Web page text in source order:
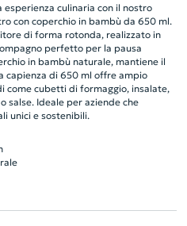
esperienza culinaria con il nostro
con coperchio in bambù da 650 ml.
di forma rotonda, realizzato in
perfetto per la pausa
in bambù naturale, mantiene il
capienza di 650 ml offre ampio
come cubetti di formaggio, insalate,
salse. Ideale per aziende che
unici e sostenibili.